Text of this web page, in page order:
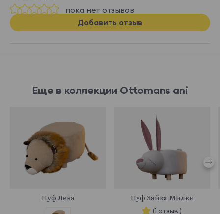
пока нет отзывов
Добавить отзыв
Еще в коллекции Ottomans ani
Пуф Лева Пуф Зайка Милки
685208
(1 отзыв )